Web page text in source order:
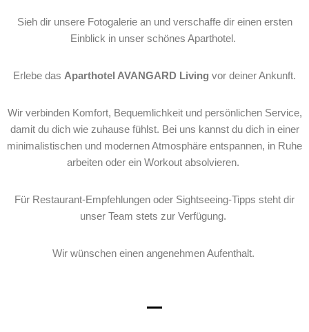
Sieh dir unsere Fotogalerie an und verschaffe dir einen ersten
Einblick in unser schönes Aparthotel.
Erlebe das Aparthotel AVANGARD Living vor deiner Ankunft.
Wir verbinden Komfort, Bequemlichkeit und persönlichen Service,
damit du dich wie zuhause fühlst. Bei uns kannst du dich in einer
minimalistischen und modernen Atmosphäre entspannen, in Ruhe
arbeiten oder ein Workout absolvieren.
Für Restaurant-Empfehlungen oder Sightseeing-Tipps steht dir
unser Team stets zur Verfügung.
Wir wünschen einen angenehmen Aufenthalt.